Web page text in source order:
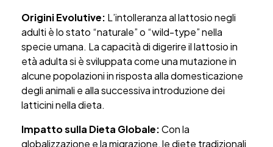
Origini Evolutive: L’intolleranza al lattosio negli
adulti è lo stato “naturale” o “wild-type” nella
specie umana. La capacità di digerire il lattosio in
età adulta si è sviluppata come una mutazione in
alcune popolazioni in risposta alla domesticazione
degli animali e alla successiva introduzione dei
latticini nella dieta.
Impatto sulla Dieta Globale:Con la
globalizzazione e la migrazione, le diete tradizionali